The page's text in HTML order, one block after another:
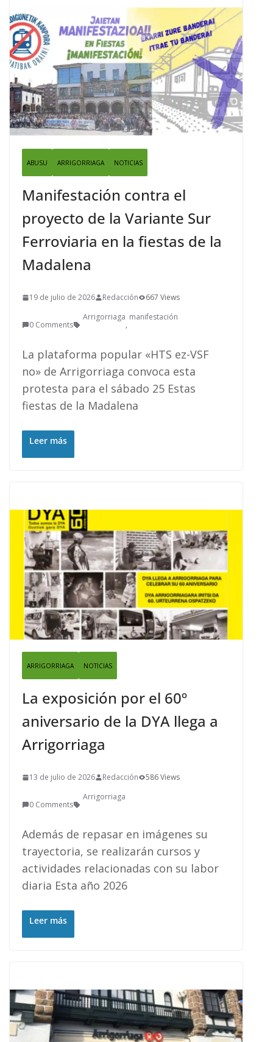
ABUSU ARRIGORRIAGA NOTICIAS
Manifestación contra el
proyecto de la Variante Sur
Ferroviaria en la fiestas de la
Madalena
19 de julio de 2026 Redacción 667 Views
0 Comments
Arrigorriaga
,
manifestación
La plataforma popular «HTS ez-VSF
no» de Arrigorriaga convoca esta
protesta para el sábado 25 Estas
fiestas de la Madalena
Leer más
ARRIGORRIAGA NOTICIAS
La exposición por el 60º
aniversario de la DYA llega a
Arrigorriaga
13 de julio de 2026 Redacción 586 Views
0 Comments
Arrigorriaga
Además de repasar en imágenes su
trayectoria, se realizarán cursos y
actividades relacionadas con su labor
diaria Esta año 2026
Leer más